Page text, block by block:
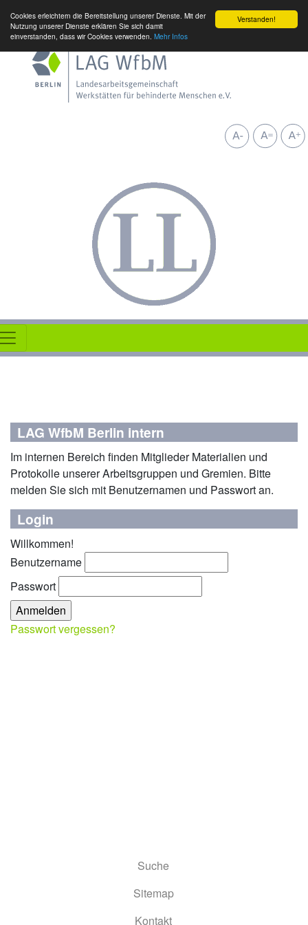
Verstanden!
Cookies erleichtern die Bereitstellung unserer Dienste. Mit der
Nutzung unserer Dienste erklären Sie sich damit
einverstanden, dass wir Cookies verwenden. Mehr Infos
LAG WfbM Berlin intern
Im internen Bereich finden Mitglieder Materialien und
Protokolle unserer Arbeitsgruppen und Gremien. Bitte
melden Sie sich mit Benutzernamen und Passwort an.
Login
Willkommen!
Benutzername
Passwort
Passwort vergessen?
Suche
Sitemap
Kontakt